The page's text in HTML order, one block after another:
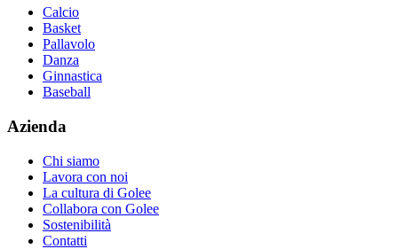
Calcio
Basket
Pallavolo
Danza
Ginnastica
Baseball
Azienda
Chi siamo
Lavora con noi
La cultura di Golee
Collabora con Golee
Sostenibilità
Contatti